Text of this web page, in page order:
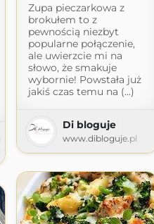
Zupa pieczarkowa z
brokułem to z
pewnością niezbyt
popularne połączenie,
ale uwierzcie mi na
słowo, że smakuje
wybornie! Powstała już
jakiś czas temu na (...)
Di bloguje
www.dibloguje.pl